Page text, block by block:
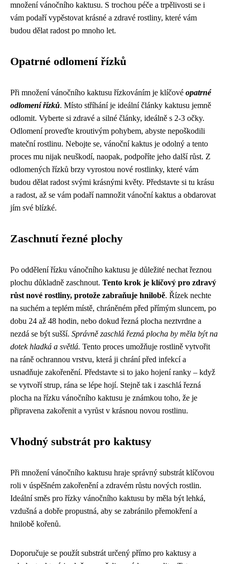
množení vánočního kaktusu. S trochou péče a trpělivosti se i
vám podaří vypěstovat krásné a zdravé rostliny, které vám
budou dělat radost po mnoho let.
Opatrné odlomení řízků
Při množení vánočního kaktusu řízkováním je klíčové opatrné
odlomení řízků. Místo stříhání je ideální články kaktusu jemně
odlomit. Vyberte si zdravé a silné články, ideálně s 2-3 očky.
Odlomení proveďte kroutivým pohybem, abyste nepoškodili
mateční rostlinu. Nebojte se, vánoční kaktus je odolný a tento
proces mu nijak neuškodí, naopak, podpoříte jeho další růst. Z
odlomených řízků brzy vyrostou nové rostlinky, které vám
budou dělat radost svými krásnými květy. Představte si tu krásu
a radost, až se vám podaří namnožit vánoční kaktus a obdarovat
jím své blízké.
Zaschnutí řezné plochy
Po oddělení řízku vánočního kaktusu je důležité nechat řeznou
plochu důkladně zaschnout. Tento krok je klíčový pro zdravý
růst nové rostliny, protože zabraňuje hnilobě. Řízek nechte
na suchém a teplém místě, chráněném před přímým sluncem, po
dobu 24 až 48 hodin, nebo dokud řezná plocha neztvrdne a
nezdá se být sušší. Správně zaschlá řezná plocha by měla být na
dotek hladká a světlá. Tento proces umožňuje rostlině vytvořit
na ráně ochrannou vrstvu, která ji chrání před infekcí a
usnadňuje zakořenění. Představte si to jako hojení ranky – když
se vytvoří strup, rána se lépe hojí. Stejně tak i zaschlá řezná
plocha na řízku vánočního kaktusu je známkou toho, že je
připravena zakořenit a vyrůst v krásnou novou rostlinu.
Vhodný substrát pro kaktusy
Při množení vánočního kaktusu hraje správný substrát klíčovou
roli v úspěšném zakořenění a zdravém růstu nových rostlin.
Ideální směs pro řízky vánočního kaktusu by měla být lehká,
vzdušná a dobře propustná, aby se zabránilo přemokření a
hnilobě kořenů.
Doporučuje se použít substrát určený přímo pro kaktusy a